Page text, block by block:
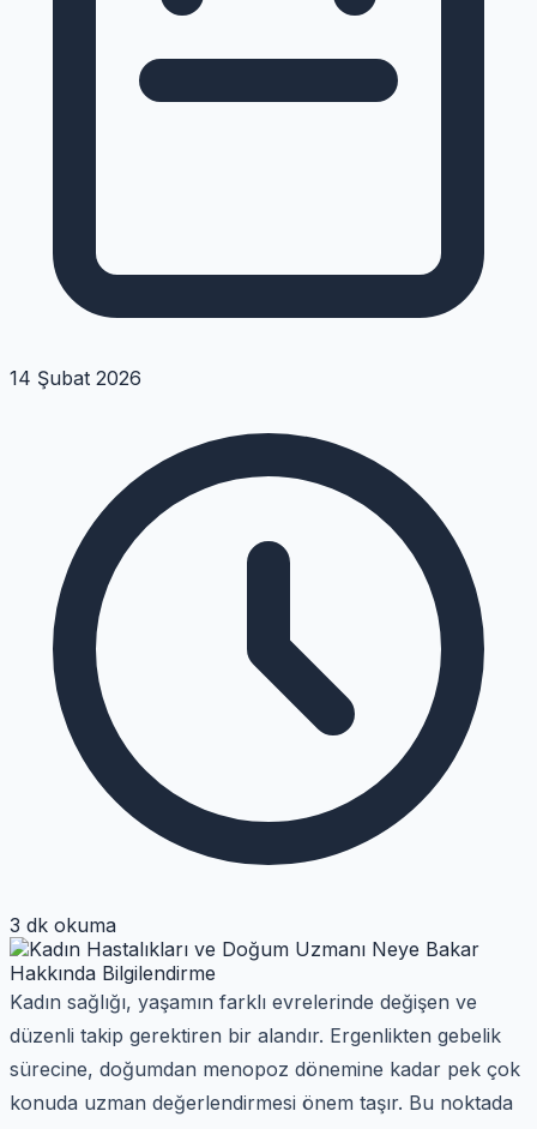
14 Şubat 2026
3 dk okuma
Kadın sağlığı, yaşamın farklı evrelerinde değişen ve
düzenli takip gerektiren bir alandır. Ergenlikten gebelik
sürecine, doğumdan menopoz dönemine kadar pek çok
konuda uzman değerlendirmesi önem taşır. Bu noktada